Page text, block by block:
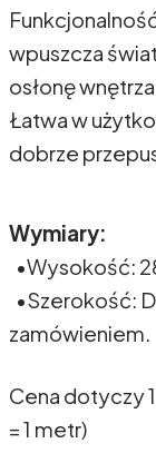
wpuszcza
osłonę wnętrza.
Łatwa w
dobrze
Wymiary:
•Wysokość:
•Szerokość:
zamówieniem.
Cena dotyczy
= 1 metr)